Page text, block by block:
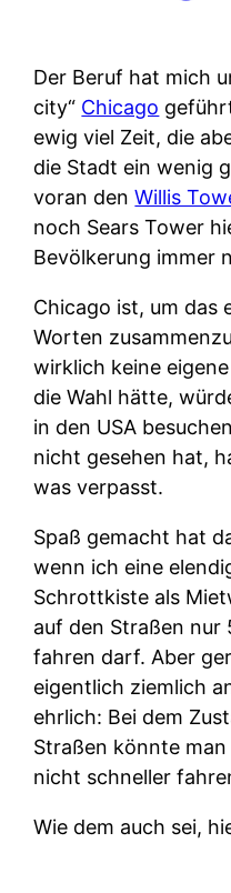
Der Beruf hat mich
city“ Chicago
ewig viel Zeit, die
die Stadt ein wenig
voran denWillis
noch Sears Tower
Bevölkerung immer
Chicago ist, um das
Worten
wirklich keine
die Wahl hätte,
in den USA
nicht gesehen hat,
was verpasst.
Spaß gemacht hat
wenn ich eine
Schrottkiste als
auf den Straßen nur
fahren darf. Aber
eigentlich ziemlich
ehrlich: Bei dem
Straßen könnte
nicht schneller
Wie dem auch sei,